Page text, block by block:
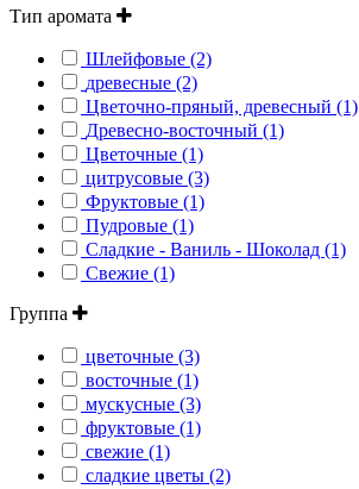
Тип аромата
Шлейфовые (2)
древесные (2)
Цветочно-пряный, древесный (1)
Древесно-восточный (1)
Цветочные (1)
цитрусовые (3)
Фруктовые (1)
Пудровые (1)
Сладкие - Ваниль - Шоколад (1)
Свежие (1)
Группа
цветочные (3)
восточные (1)
мускусные (3)
фруктовые (1)
свежие (1)
сладкие цветы (2)